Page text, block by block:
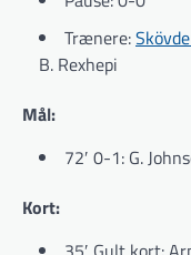
Trænere:
B. Rexhepi
Mål:
72′ 0-1: G.
Kort: